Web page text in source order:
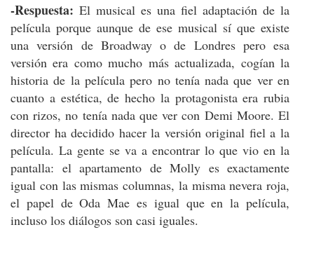
-Respuesta: El musical es una fiel adaptación de la
película porque aunque de ese musical sí que existe
una versión de Broadway o de Londres pero esa
versión era como mucho más actualizada, cogían la
historia de la película pero no tenía nada que ver en
cuanto a estética, de hecho la protagonista era rubia
con rizos, no tenía nada que ver con Demi Moore. El
director ha decidido hacer la versión original fiel a la
película. La gente se va a encontrar lo que vio en la
pantalla: el apartamento de Molly es exactamente
igual con las mismas columnas, la misma nevera roja,
el papel de Oda Mae es igual que en la película,
incluso los diálogos son casi iguales.